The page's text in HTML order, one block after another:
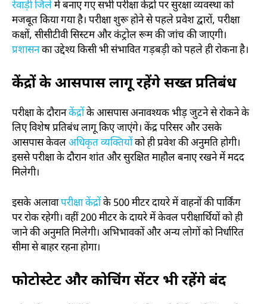
रेवाड़ी जिलेमें बनाए गए सभी परीक्षा केंद्रों पर सुरक्षा व्यवस्था को
मजबूत किया गया है। परीक्षा शुरू होने से पहले प्रवेश द्वारों, परीक्षा
कक्षों, सीसीटीवी सिस्टम और कंट्रोल रूम की जांच की जाएगी।
प्रशासनका उद्देश्य किसी भी संभावित गड़बड़ी को पहले ही रोकना है।
केंद्रों के आसपास लागू रहेंगे सख्त प्रतिबंध
परीक्षा के दौरानकेंद्रोंके आसपास अनावश्यक भीड़ जुटने से रोकने के
लिए विशेष प्रतिबंध लागू किए जाएंगे। केंद्र परिसर और उसके
आसपास केवलअधिकृत व्यक्तियोंको ही प्रवेश की अनुमति होगी।
इससे परीक्षा के दौरान शांत और सुरक्षित माहौल बनाए रखने में मदद
मिलेगी।
इसके अलावापरीक्षा केंद्रोंके 500 मीटर दायरे में वाहनों की पार्किंग
पर रोक रहेगी। वहीं 200 मीटर के दायरे में केवल परीक्षार्थियों को ही
जाने की अनुमति मिलेगी। अभिभावकों और अन्य लोगों को निर्धारित
सीमा से बाहर रहना होगा।
फोटोस्टेट और कोचिंग सेंटर भी रहेंगे बंद